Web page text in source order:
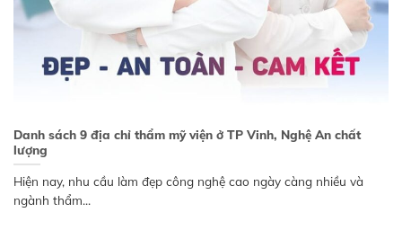
Danh sách 9 địa chỉ thẩm mỹ viện ở TP Vinh, Nghệ An chất
lượng
Hiện nay, nhu cầu làm đẹp công nghệ cao ngày càng nhiều và
ngành thẩm...